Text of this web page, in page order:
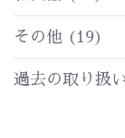
その他 (19)
過去の取り扱